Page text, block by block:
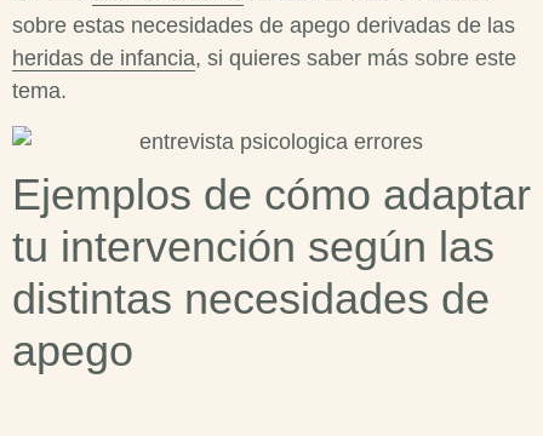
sobre estas necesidades de apego derivadas de las
heridas de infancia, si quieres saber más sobre este
tema.
Ejemplos de cómo adaptar
tu intervención según las
distintas necesidades de
apego